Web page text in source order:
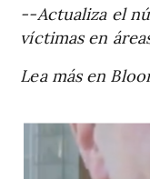
--Actualiza el
víctimas en
Lea más en